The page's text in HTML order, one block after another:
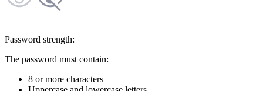
Password strength:
The password must contain:
8 or more characters